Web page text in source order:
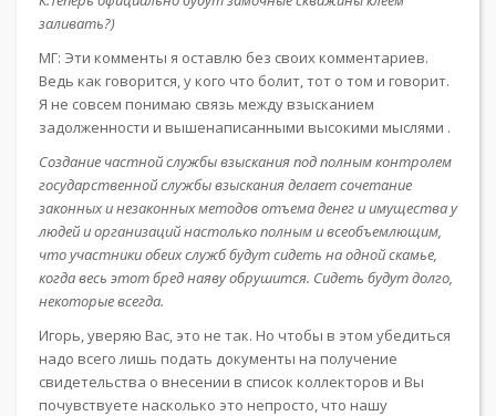
заливать?)
МГ: Эти комменты я оставлю без своих комментариев.
Ведь как говорится, у кого что болит, тот о том и говорит.
Я не совсем понимаю связь между взысканием
задолженности и вышенаписанными высокими мыслями .
Создание частной службы взыскания под полным контролем
государственной службы взыскания делает сочетание
законных и незаконных методов отъема денег и имущества у
людей и организаций настолько полным и всеобъемлющим,
что участники обеих служб будут сидеть на одной скамье,
когда весь этот бред наяву обрушится. Сидеть будут долго,
некоторые всегда.
Игорь, уверяю Вас, это не так. Но чтобы в этом убедиться
надо всего лишь подать документы на получение
свидетельства о внесении в список коллекторов и Вы
почувствуете насколько это непросто, что нашу